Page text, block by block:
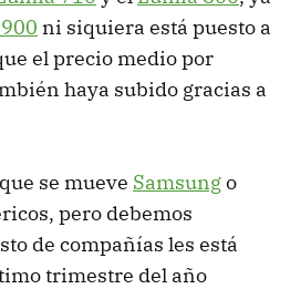
ni siquiera está puesto a
el precio medio por
haya subido gracias a
se mueve Samsungo
pero debemos
de compañías les está
trimestre del año